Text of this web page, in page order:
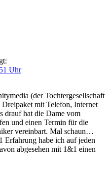
Uhr
(der Tochtergesellschaft
mit Telefon, Internet
drauf hat die Dame vom
und einen Termin für die
vereinbart. Mal schaun…
Erfahrung habe ich auf jeden
abgesehen mit 1&1 einen